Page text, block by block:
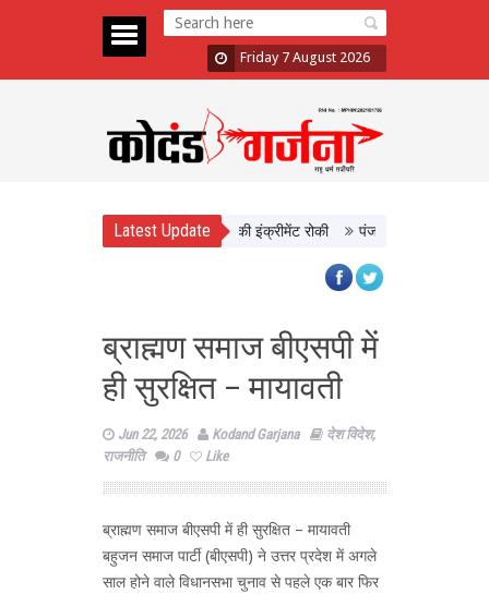
Friday 7 August 2026
Latest Update
सख्ती, 3 अधिकारी निलंबित; दो की इंक्रीमेंट रोकी पंजाब चुनाव से पहले PM
ब्राह्मण समाज बीएसपी में
ही सुरक्षित – मायावती
Jun 22, 2026 Kodand Garjana देश विदेश,
राजनीति
0 Like
ब्राह्मण समाज बीएसपी में ही सुरक्षित – मायावती
बहुजन समाज पार्टी (बीएसपी) ने उत्तर प्रदेश में अगले
साल होने वाले विधानसभा चुनाव से पहले एक बार फिर